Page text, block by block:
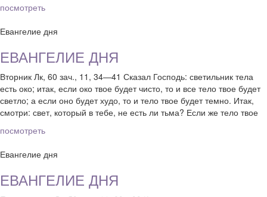
посмотреть
Евангелие дня
ЕВАНГЕЛИЕ ДНЯ
Вторник Лк, 60 зач., 11, 34—41 Сказал Господь: светильник тела
есть око; итак, если око твое будет чисто, то и все тело твое будет
светло; а если оно будет худо, то и тело твое будет темно. Итак,
смотри: свет, который в тебе, не есть ли тьма? Если же тело твое
посмотреть
Евангелие дня
ЕВАНГЕЛИЕ ДНЯ